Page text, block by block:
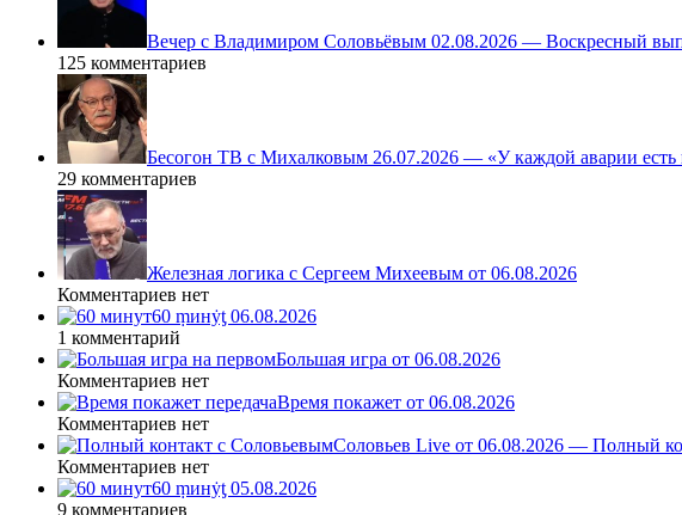
Вечер с Владимиром Соловьёвым 02.08.2026 — Воскресный
125 комментариев
Бесогон ТВ с Михалковым 26.07.2026 — «У каждой аварии
29 комментариев
Железная логика с Сергеем Михеевым от 06.08.2026
Комментариев нет
60 ṃинẏƫ 06.08.2026
1 комментарий
Большая игра от 06.08.2026
Комментариев нет
Время покажет от 06.08.2026
Комментариев нет
Соловьев Live от 06.08.2026 — Полный
Комментариев нет
60 ṃинẏƫ 05.08.2026
9 комментариев